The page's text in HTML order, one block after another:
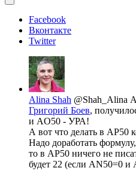
Facebook
Вконтакте
Twitter
Alina Shah @Shah_Alina
Григорий Боев,
и AO50 - УРА!
А вот что делать в АР50
Надо доработать
то в АР50 ничего не
будет 22 (если AN50=0 и